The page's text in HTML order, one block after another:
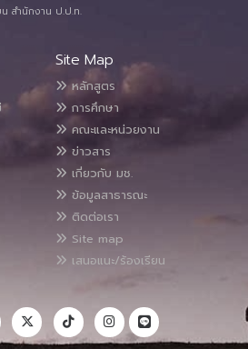
น สำนักงาน ป.ป.ท.
Site Map
หลักสูตร
การศึกษา
คณะและหน่วยงาน
ข่าวสาร
เกี่ยวกับ มช.
ข้อมูลสาธารณะ
ติดต่อเรา
Site map
เสนอแนะ/ร้องเรียน